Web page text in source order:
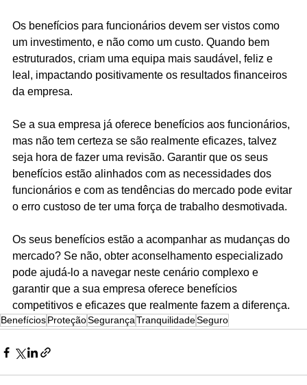
Os benefícios para funcionários devem ser vistos como
um investimento, e não como um custo. Quando bem
estruturados, criam uma equipa mais saudável, feliz e
leal, impactando positivamente os resultados financeiros
da empresa.
Se a sua empresa já oferece benefícios aos funcionários,
mas não tem certeza se são realmente eficazes, talvez
seja hora de fazer uma revisão. Garantir que os seus
benefícios estão alinhados com as necessidades dos
funcionários e com as tendências do mercado pode evitar
o erro custoso de ter uma força de trabalho desmotivada.
Os seus benefícios estão a acompanhar as mudanças do
mercado? Se não, obter aconselhamento especializado
pode ajudá-lo a navegar neste cenário complexo e
garantir que a sua empresa oferece benefícios
competitivos e eficazes que realmente fazem a diferença.
BenefíciosProteçãoSegurançaTranquilidadeSeguro